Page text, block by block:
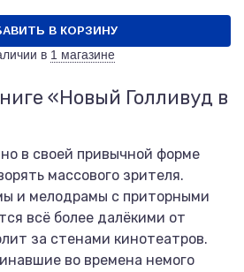
В КОРЗИНУ
в 1 магазине
«Новый Голливуд в
в своей привычной форме
массового зрителя.
и мелодрамы с приторными
всё более далёкими от
за стенами кинотеатров.
во времена немого